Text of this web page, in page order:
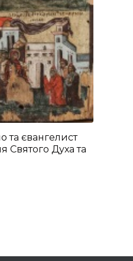
та євангелист
Святого Духа та